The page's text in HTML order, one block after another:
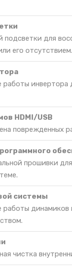
подсветки для
его отсутствием.
работы инвертора
HDMI/USB
поврежденных
прошивки
системы
работы
чистка